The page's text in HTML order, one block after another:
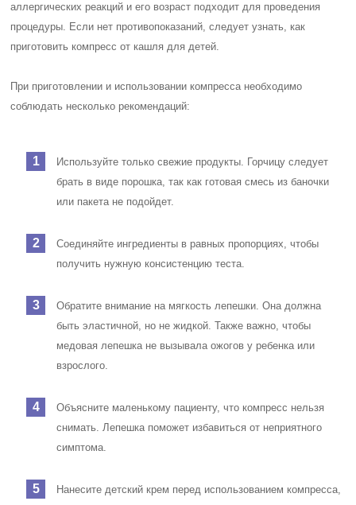
аллергических реакций и его возраст подходит для проведения
процедуры. Если нет противопоказаний, следует узнать, как
приготовить компресс от кашля для детей.
При приготовлении и использовании компресса необходимо
соблюдать несколько рекомендаций:
Используйте только свежие продукты. Горчицу следует
брать в виде порошка, так как готовая смесь из баночки
или пакета не подойдет.
Соединяйте ингредиенты в равных пропорциях, чтобы
получить нужную консистенцию теста.
Обратите внимание на мягкость лепешки. Она должна
быть эластичной, но не жидкой. Также важно, чтобы
медовая лепешка не вызывала ожогов у ребенка или
взрослого.
Объясните маленькому пациенту, что компресс нельзя
снимать. Лепешка поможет избавиться от неприятного
симптома.
Нанесите детский крем перед использованием компресса,